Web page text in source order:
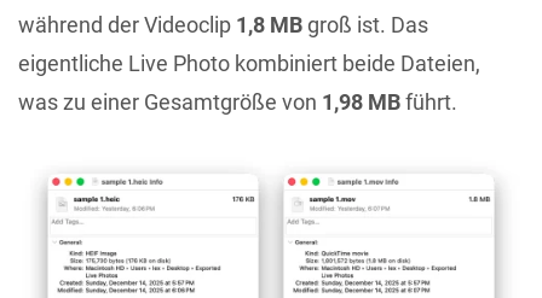
während der Videoclip 1,8 MB groß ist. Das
eigentliche Live Photo kombiniert beide Dateien,
was zu einer Gesamtgröße von 1,98 MBführt.